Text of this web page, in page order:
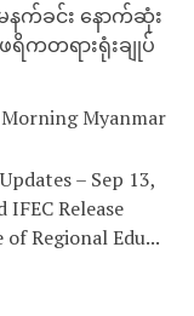
က်ခင်း နောက်ဆုံး
ရိကတရားရုံးချုပ်
Myanmar
– Sep 13,
IFEC Release
Regional Edu...